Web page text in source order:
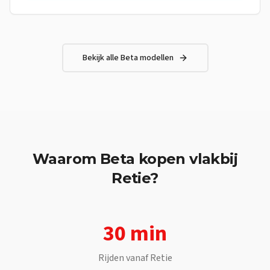
gebruik en om met vertrouwen te leren rijden.Frame Frame:
mm Max. hoogte: 1185 mm Motor Type: Eencilinder, 4-takt,
Bekijk alle Betamodellen
Waarom Beta kopen vlakbij
Retie?
30 min
Rijden vanafRetie